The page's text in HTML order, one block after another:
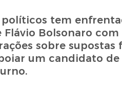
tem
Bolsonaro
sobre
um candidato